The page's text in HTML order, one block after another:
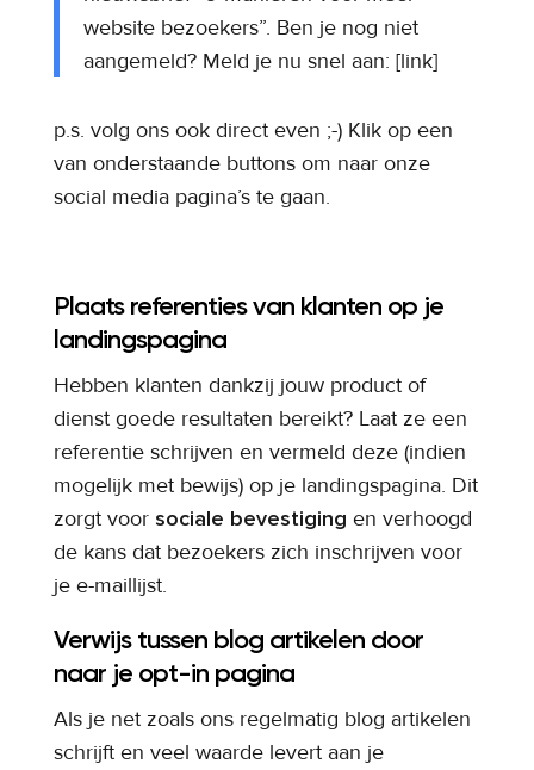
website bezoekers”. Ben je nog niet
aangemeld? Meld je nu snel aan: [link]
p.s. volg ons ook direct even ;-) Klik op een
van onderstaande buttons om naar onze
social media pagina’s te gaan.
Plaats referenties van klanten op je
landingspagina
Hebben klanten dankzij jouw product of
dienst goede resultaten bereikt? Laat ze een
referentie schrijven en vermeld deze (indien
mogelijk met bewijs) op je landingspagina. Dit
zorgt voor sociale bevestiging en verhoogd
de kans dat bezoekers zich inschrijven voor
je e-maillijst.
Verwijs tussen blog artikelen door
naar je opt-in pagina
Als je net zoals ons regelmatig blog artikelen
schrijft en veel waarde levert aan je